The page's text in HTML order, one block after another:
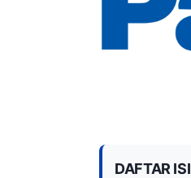
DAFTAR ISI